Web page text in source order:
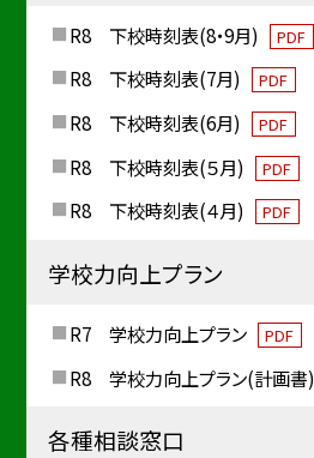
R8 下校時刻表(8・9月) PDF
R8 下校時刻表(7月) PDF
R8 下校時刻表(6月) PDF
R8 下校時刻表(５月) PDF
R8 下校時刻表(４月) PDF
学校力向上プラン
R7 学校力向上プラン PDF
R8 学校力向上プラン(計画書)
各種相談窓口